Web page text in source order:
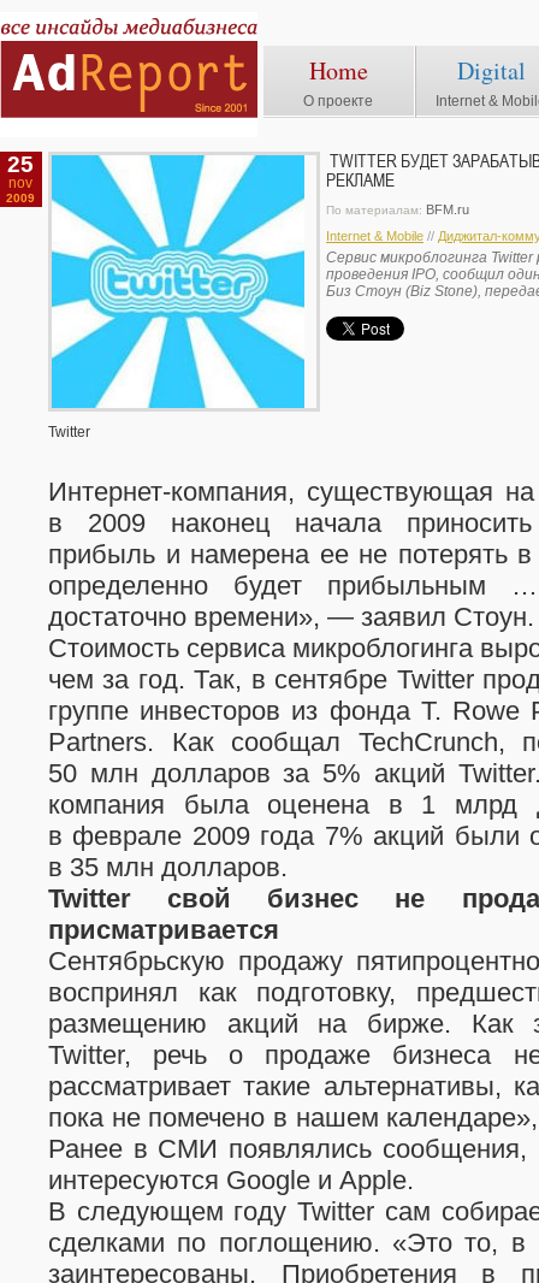
Home
О проекте
Digital
Internet &
25
nov
2009
Twitter
TWITTER БУДЕТ
РЕКЛАМЕ
По материалам: BFM.ru
Internet & Mobile // Диджитал-
Сервис микроблогинга
проведения IPO, сообщил
Биз Стоун (Biz Stone),
Интернет-компания, существующая
в 2009 наконец начала
прибыль и намерена ее не потерять
определенно будет
достаточно времени», — заявил Стоун.
Стоимость сервиса микроблогинга
чем за год. Так, в сентябре Twitter
группе инвесторов из фонда T. Rowe
Partners. Как сообщал TechCrunch,
50 млн долларов за 5% акций
компания была оценена в 1 млрд
в феврале 2009 года 7% акций были
в 35 млн долларов.
Twitter свой бизнес не
присматривается
Сентябрьскую продажу
воспринял как подготовку,
размещению акций на бирже. Как
Twitter, речь о продаже бизнеса
рассматривает такие альтернативы,
пока не помечено в нашем
Ранее в СМИ появлялись сообщения,
интересуются Google и Apple.
В следующем году Twitter сам
сделками по поглощению. «Это то,
заинтересованы. Приобретения в